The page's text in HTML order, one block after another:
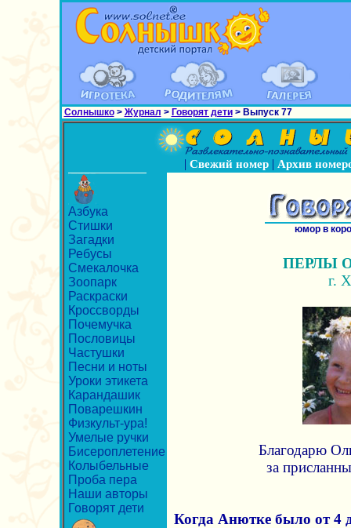
Солнышко> Журнал > Говорят дети> Выпуск 77
| Свежий номер| Архив
Азбука
Стишки
Загадки
Ребусы
Смекалочка
Зоопарк
Раскраски
Кроссворды
Почемучка
Пословицы
Частушки
Песни и ноты
Уроки этикета
Карандашик
Поварешкин
Физкульт-ура!
Умелые ручки
Бисероплетение
Колыбельные
Проба пера
Наши авторы
Говорят дети
юмор в
ПЕРЛЫ
г.
Благодарю
за
Когда Анютке было от 4